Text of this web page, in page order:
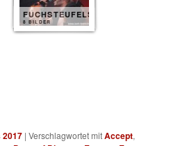
FUCHSTEUFELSWILD
8 BILDER
2017 |Verschlagwortet mitAccept,